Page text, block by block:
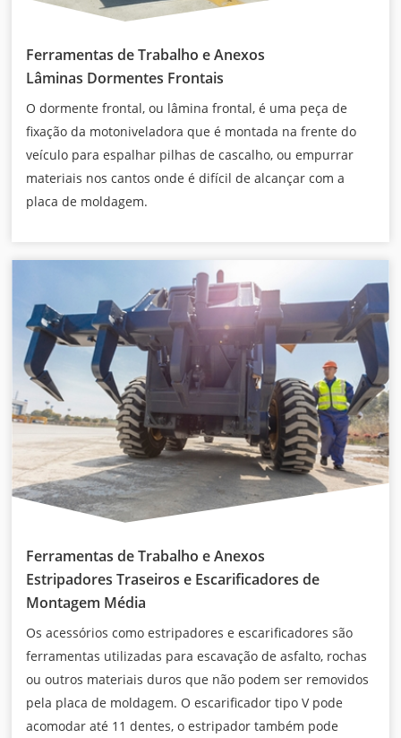
Ferramentas de Trabalho e Anexos
Lâminas Dormentes Frontais
O dormente frontal, ou lâmina frontal, é uma peça de
fixação da motoniveladora que é montada na frente do
veículo para espalhar pilhas de cascalho, ou empurrar
materiais nos cantos onde é difícil de alcançar com a
placa de moldagem.
Ferramentas de Trabalho e Anexos
Estripadores Traseiros e Escarificadores de
Montagem Média
Os acessórios como estripadores e escarificadores são
ferramentas utilizadas para escavação de asfalto, rochas
ou outros materiais duros que não podem ser removidos
pela placa de moldagem. O escarificador tipo V pode
acomodar até 11 dentes, o estripador também pode